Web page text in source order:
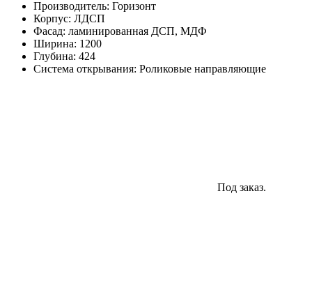
составляла
9,755
руб..
9,400
руб..
Производитель: Горизонт
Корпус: ЛДСП
Фасад: ламинированная ДСП, МДФ
Ширина: 1200
Глубина: 424
Система открывания: Роликовые направляющие
Под заказ.